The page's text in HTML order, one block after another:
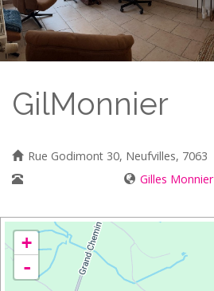
GilMonnier
Rue Godimont 30, Neufvilles, 7063
Gilles Monnier
+
-